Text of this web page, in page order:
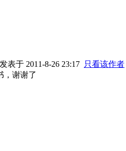
表于 2011-8-26 23:17 只看该作者
，谢谢了